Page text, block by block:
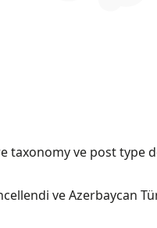
taxonomy ve post type
ve Azerbaycan